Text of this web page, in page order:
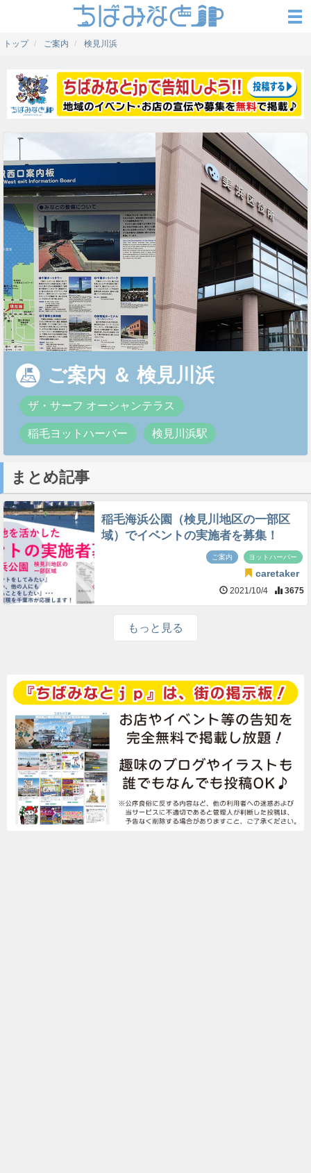
トップ ご案内 検見川浜
ご案内 ＆ 検見川浜
ザ・サーフ オーシャンテラス
稲毛ヨットハーバー 検見川浜駅
まとめ記事
稲毛海浜公園（検見川地区の一部区
域）でイベントの実施者を募集！
ご案内 ヨットハーバー
caretaker
2021/10/4 3675
もっと見る